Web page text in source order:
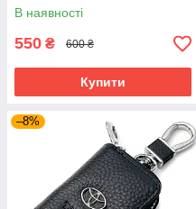
В наявності
550 ₴ 600 ₴
Купити
–8%